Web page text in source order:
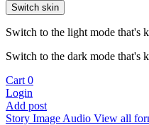
Switch skin
Switch to the light mode that's
Switch to the dark mode that's
Cart 0
Login
Add post
Story Image Audio View all